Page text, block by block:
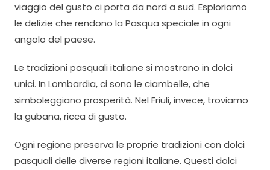
viaggio del gusto ci porta da nord a sud. Esploriamo
le delizie che rendono la Pasqua speciale in ogni
angolo del paese.
Le tradizioni pasquali italiane si mostrano in dolci
unici. In Lombardia, ci sono le ciambelle, che
simboleggiano prosperità. Nel Friuli, invece, troviamo
la gubana, ricca di gusto.
Ogni regione preserva le proprie tradizioni con dolci
pasquali delle diverse regioni italiane. Questi dolci